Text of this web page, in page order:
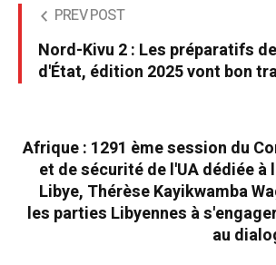
PREV POST
Nord-Kivu 2 : Les préparatifs
d'État, édition 2025 vont bon
Afrique : 1291 ème session du
et de sécurité de l'UA dédiée à
Libye, Thérèse Kayikwamba
les parties Libyennes à
au